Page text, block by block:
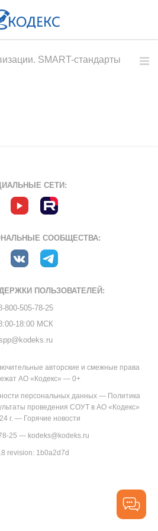
SMART-стандарты
СЕТИ:
СООБЩЕСТВА:
ПОЛЬЗОВАТЕЛЕЙ:
800-505-78-25
18:00 МСК
авторские и смежные права
АО «Кодекс» — 0+
персональных данных— Политика
проведения СОУТ в АО «Кодекс»
г.— Горячие новости
25 — kodeks@kodeks.ru
revision: 1b0a2d7d